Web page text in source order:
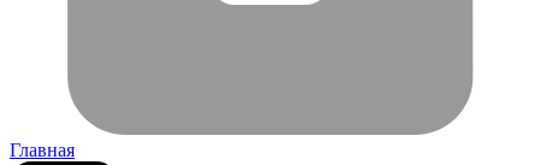
Главная